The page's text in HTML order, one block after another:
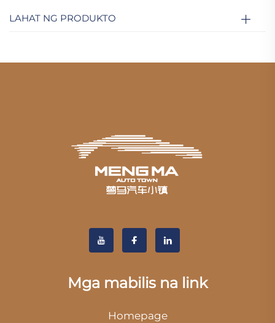
LAHAT NG PRODUKTO
Mga mabilis na link
Homepage